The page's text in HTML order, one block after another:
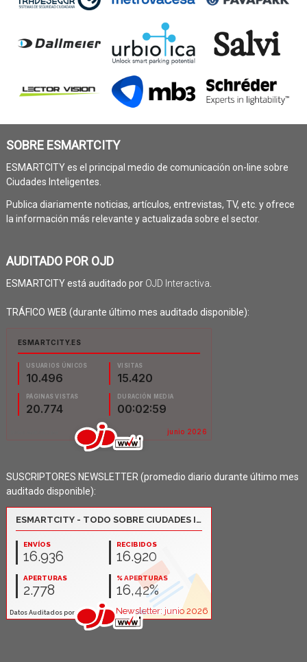
SOBRE ESMARTCITY
ESMARTCITY es el principal medio de comunicación on-line sobre
Ciudades Inteligentes.
Publica diariamente noticias, artículos, entrevistas, TV, etc. y ofrece
la información más relevante y actualizada sobre el sector.
AUDITADO POR OJD
ESMARTCITY está auditado por OJD Interactiva
TRÁFICO WEB (durante último mes auditado disponible):
SUSCRIPTORES NEWSLETTER (promedio diario durante último mes
auditado disponible):